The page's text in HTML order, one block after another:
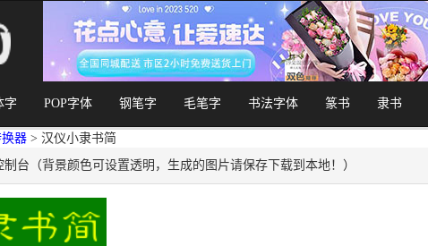
字 POP字体 钢笔字 毛笔字 书法字体 篆书 隶书
器 > 汉仪小隶书简
台（背景颜色可设置透明，生成的图片请保存下载到本地！）